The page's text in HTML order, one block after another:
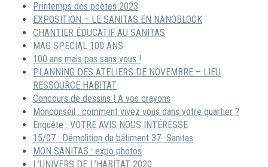
Printemps des poètes 2023
EXPOSITION – LE SANITAS EN NANOBLOCK
CHANTIER ÉDUCATIF AU SANITAS
MAG SPECIAL 100 ANS
100 ans mais pas sans vous !
PLANNING DES ATELIERS DE NOVEMBRE – LIEU
RESSOURCE HABITAT
Concours de dessins ! A vos crayons
Monconseil : comment vivez vous dans votre quartier ?
Enquête : VOTRE AVIS NOUS INTÉRESSE
15/07 : Démolition du bâtiment 37- Sanitas
MON SANITAS : expo photos
L’UNIVERS DE L’HABITAT 2020